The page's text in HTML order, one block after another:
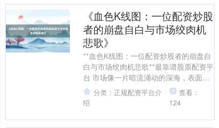
《血色K线图：一位配资炒股
者的崩盘自白与市场绞肉机
悲歌》
**血色K线图：一位配资炒股者的崩盘自
白与市场绞肉机悲歌**最靠谱股票配资平
台 市场像一片暗流涌动的深海，表面波
光粼粼时，船只扬帆竞渡；可当风暴裹
挟着巨浪席卷而....
分类：正规配资平台介
绍
查看：
124
上证综指 3900.35 +21.92 +0.57%